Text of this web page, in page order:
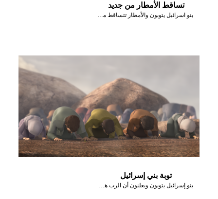
تساقط الأمطار من جديد
بنو اسرائيل يتوبون والأمطار تتساقط من جديد
توبة بني إسرائيل
بنو إسرائيل يتوبون ويعلنون أن الرب هو الله بعد أن أرسل نارًا أحرقت المذبح